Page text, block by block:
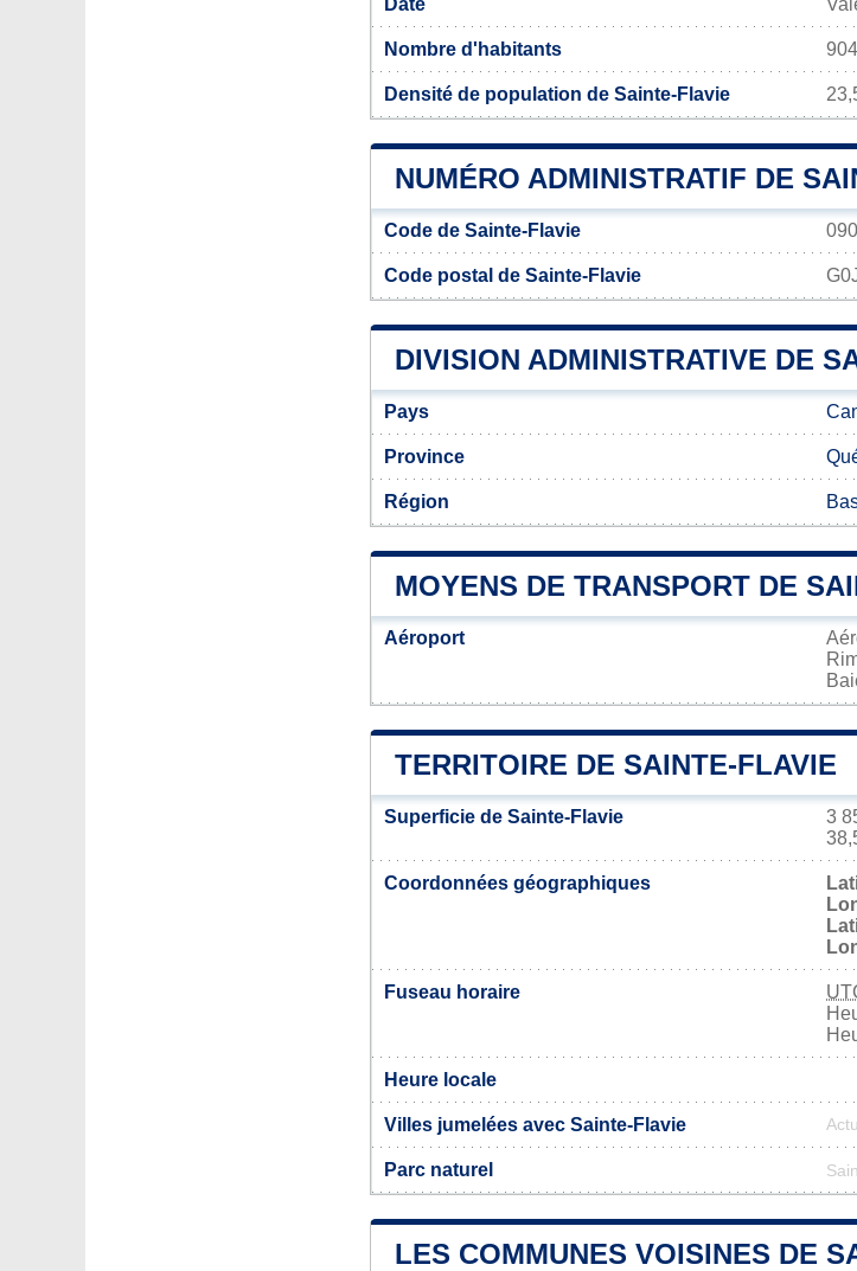
Date
Nombre d'habitants
Densité de population de Sainte-Flavie
NUMÉRO ADMINISTRATIF DE
Code de Sainte-Flavie
Code postal de Sainte-Flavie
DIVISION ADMINISTRATIVE DE
Pays
Province
Région
MOYENS DE TRANSPORT DE
Aéroport
TERRITOIRE DE SAINTE-FLAVIE
Superficie de Sainte-Flavie
3
Coordonnées géographiques
Fuseau horaire
Heure locale
Villes jumelées avec Sainte-Flavie
Parc naturel
LES COMMUNES VOISINES DE